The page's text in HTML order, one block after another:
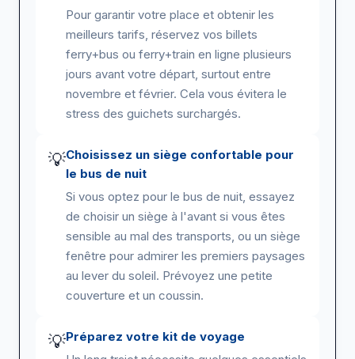
Pour garantir votre place et obtenir les
meilleurs tarifs, réservez vos billets
ferry+bus ou ferry+train en ligne plusieurs
jours avant votre départ, surtout entre
novembre et février. Cela vous évitera le
stress des guichets surchargés.
💡Choisissez un siège confortable pour
le bus de nuit
Si vous optez pour le bus de nuit, essayez
de choisir un siège à l'avant si vous êtes
sensible au mal des transports, ou un siège
fenêtre pour admirer les premiers paysages
au lever du soleil. Prévoyez une petite
couverture et un coussin.
💡Préparez votre kit de voyage